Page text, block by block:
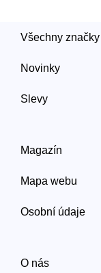
Všechny značky
Novinky
Slevy
Magazín
Mapa webu
Osobní údaje
O nás